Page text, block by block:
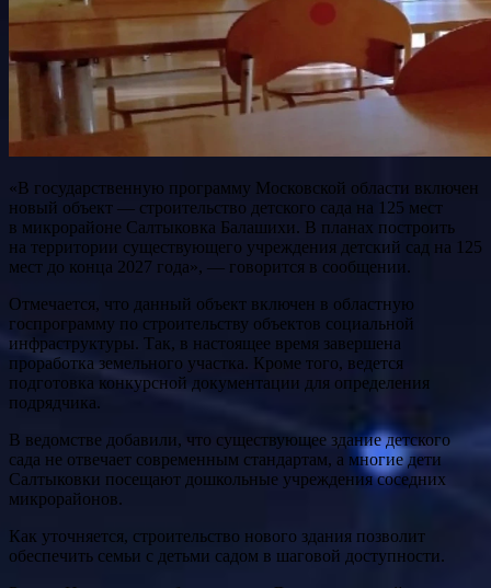
«В государственную программу Московской области включен
новый объект — строительство детского сада на 125 мест
в микрорайоне Салтыковка Балашихи. В планах построить
на территории существующего учреждения детский сад на 125
мест до конца 2027 года», — говорится в сообщении.
Отмечается, что данный объект включен в областную
госпрограмму по строительству объектов социальной
инфраструктуры. Так, в настоящее время завершена
проработка земельного участка. Кроме того, ведется
подготовка конкурсной документации для определения
подрядчика.
В ведомстве добавили, что существующее здание детского
сада не отвечает современным стандартам, а многие дети
Салтыковки посещают дошкольные учреждения соседних
микрорайонов.
Как уточняется, строительство нового здания позволит
обеспечить семьи с детьми садом в шаговой доступности.